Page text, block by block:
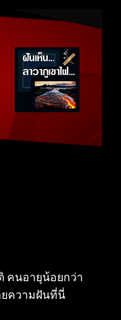
คนอายุน้อยกว่า
ความฝันที่นี่